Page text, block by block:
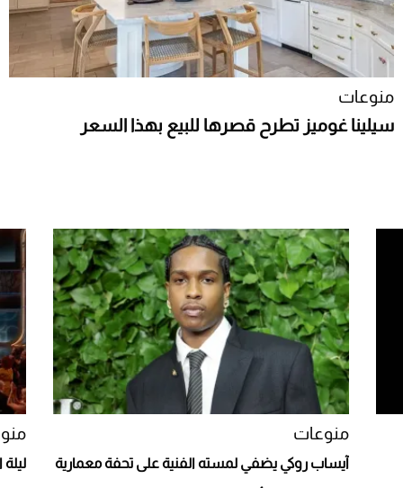
منوعات
سيلينا غوميز تطرح قصرها للبيع بهذا السعر
منوعات
آيساب روكي يضفي لمسته الفنية على تحفة معمارية